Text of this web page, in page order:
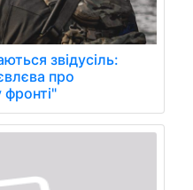
звідусіль:
про